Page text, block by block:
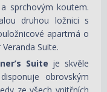
sprchovým koutem.
druhou ložnici s
apartmá o
Suite.
Suite je skvěle
obrovským